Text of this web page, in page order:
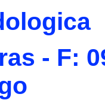
- F: